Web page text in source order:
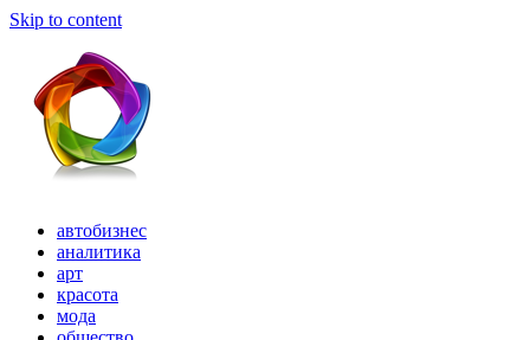
Skip to content
автобизнес
аналитика
арт
красота
мода